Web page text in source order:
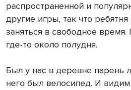
распространенной и
другие игры, так что
заняться в свободное
где-то около полудня.
Был у нас в деревне парень
него был велосипед. И